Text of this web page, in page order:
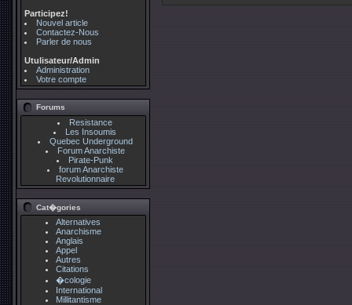
Participez!
Nouvel article
Contactez-Nous
Parler de nous
Utulisateur/Admin
Administration
Votre compte
Forums
Resistance
Les Insoumis
Quebec Underground
Forum Anarchiste
Pirate-Punk
forum Anarchiste
Revolutionnaire
Cat�gories
Alternatives
Anarchisme
Anglais
Appel
Autres
Citations
�cologie
International
Millitantisme